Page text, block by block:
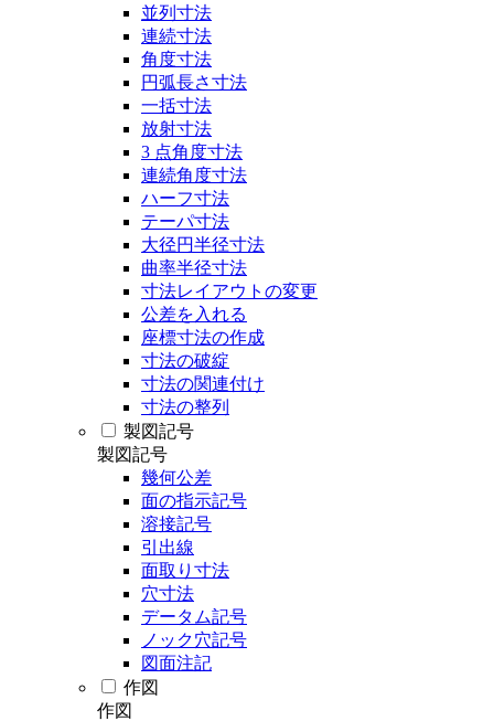
並列寸法
連続寸法
角度寸法
円弧長さ寸法
一括寸法
放射寸法
3 点角度寸法
連続角度寸法
ハーフ寸法
テーパ寸法
大径円半径寸法
曲率半径寸法
寸法レイアウトの変更
公差を入れる
座標寸法の作成
寸法の破綻
寸法の関連付け
寸法の整列
製図記号
製図記号
幾何公差
面の指示記号
溶接記号
引出線
面取り寸法
穴寸法
データム記号
ノック穴記号
図面注記
作図
作図